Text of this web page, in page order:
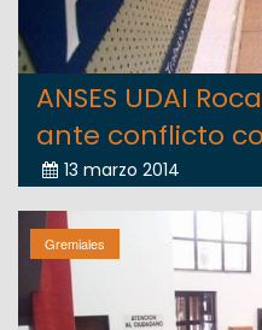
ANSES UDAI
ante conflicto
13 marzo 2014
Gremiales